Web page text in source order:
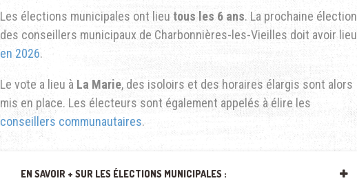
Les élections municipales ont lieu tous les 6 ans. La prochaine élection
des conseillers municipaux de Charbonnières-les-Vieilles doit avoir lieu
en 2026.
Le vote a lieu à La Marie, des isoloirs et des horaires élargis sont alors
mis en place. Les électeurs sont également appelés à élire les
conseillers communautaires.
EN SAVOIR + SUR LES ÉLECTIONS MUNICIPALES :